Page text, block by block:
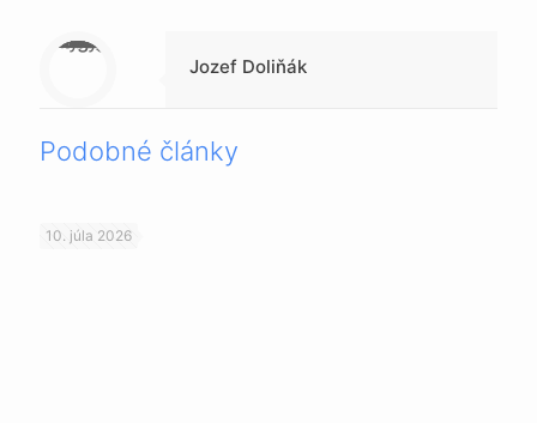
Warning
: Trying to access array offset on null in
/data/1/4/149a9a91-3acc-4306-8eec-62104a76cbc2/skica.online/web/wp-content/themes/betheme-child/includes/content-single.php
on line
286
Jozef Doliňák
Podobné články
10. júla 2026